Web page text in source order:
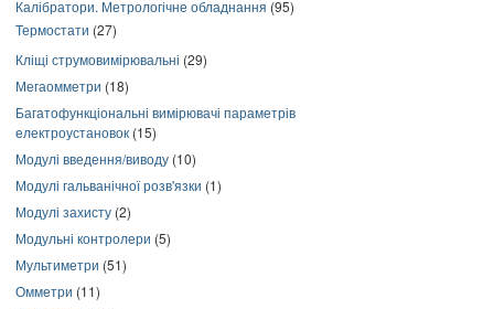
Калібратори. Метрологічне обладнання (95)
Термостати (27)
Кліщі струмовимірювальні (29)
Мегаомметри (18)
Багатофункціональні вимірювачі параметрів
електроустановок (15)
Модулі введення/виводу (10)
Модулі гальванічної розв'язки (1)
Модулі захисту (2)
Модульні контролери (5)
Мультиметри (51)
Омметри (11)